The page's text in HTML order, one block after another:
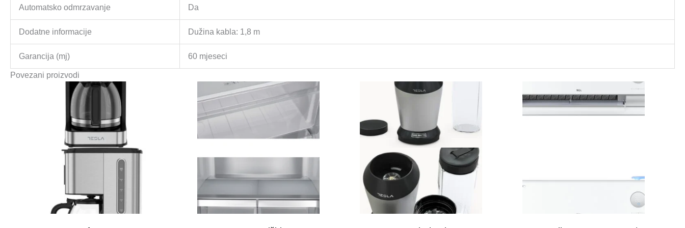
Automatsko odmrzavanje Da
Dodatne informacije Dužina kabla: 1,8 m
Garancija (mj) 60 mjeseci
Povezani proizvodi